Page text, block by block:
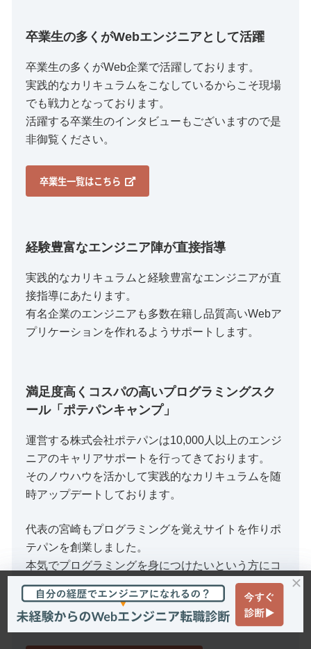
卒業生の多くがWebエンジニアとして活躍
卒業生の多くがWeb企業で活躍しております。
実践的なカリキュラムをこなしているからこそ現場
でも戦力となっております。
活躍する卒業生のインタビューもございますので是
非御覧ください。
卒業生一覧はこちら
経験豊富なエンジニア陣が直接指導
実践的なカリキュラムと経験豊富なエンジニアが直
接指導にあたります。
有名企業のエンジニアも多数在籍し品質高いWebア
プリケーションを作れるようサポートします。
満足度高くコスパの高いプログラミングスク
ール「ポテパンキャンプ」
運営する株式会社ポテパンは10,000人以上のエンジ
ニアのキャリアサポートを行ってきております。
そのノウハウを活かして実践的なカリキュラムを随
時アップデートしております。
代表の宮崎もプログラミングを覚えサイトを作りポ
テパンを創業しました。
本気でプログラミングを身につけたいという方にコ
スパ良く受講していただきたいと思っておりますの
で、気になる方はぜひスクール詳細をのぞいてくだ
さいませ。